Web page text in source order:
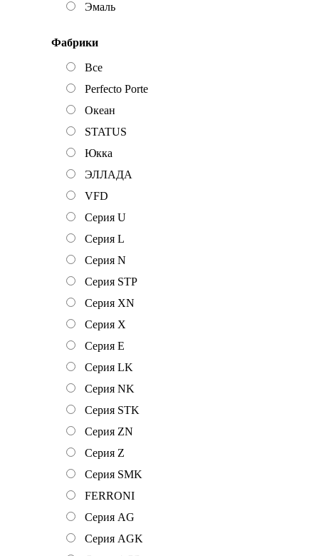
Эмаль
Фабрики
Все
Perfecto Porte
Океан
STATUS
Юкка
ЭЛЛАДА
VFD
Серия U
Серия L
Серия N
Серия STP
Серия XN
Серия Х
Серия Е
Серия LK
Серия NK
Серия STK
Серия ZN
Серия Z
Серия SMK
FERRONI
Серия AG
Серия AGK